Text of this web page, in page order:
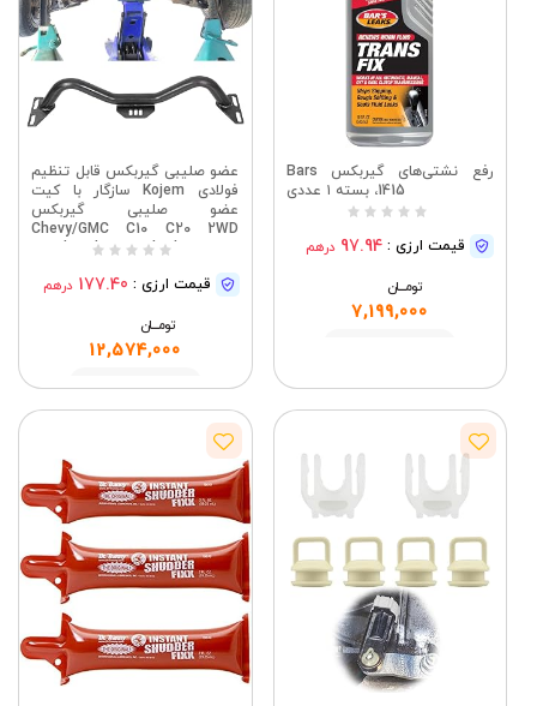
رفع نشتی‌های گیربکس Bars
1415، بسته ۱ عددی
قیمت ارزی : 97.94 درهم
تومــــــان
7,199,000
عضو صلیبی گیربکس قابل تنظیم
فولادی Kojem سازگار با کیت
عضو صلیبی گیربکس
Chevy/GMC C10 C20 2WD
Trucks Blazer Suburban 1964-
قیمت ارزی : 177.40 درهم
تومــــــان
12,574,000
مشاهده